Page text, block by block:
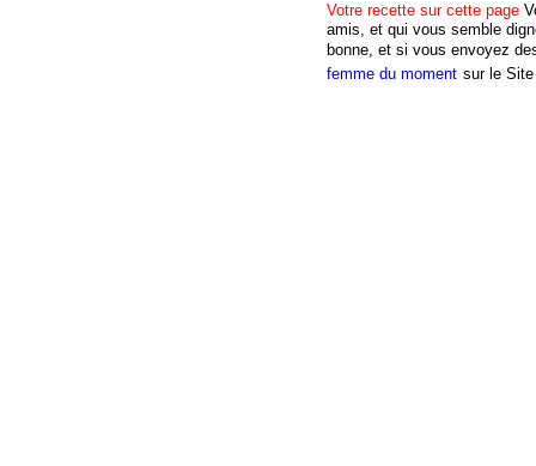
Votre recette sur cette page
amis, et qui vous semble
bonne, et si vous envoyez
femme du moment sur le Site